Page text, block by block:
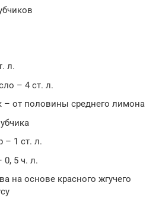
л.
– 4 ст. л.
от половины среднего лимона
– 1 ст. л.
5 ч. л.
на основе красного жгучего